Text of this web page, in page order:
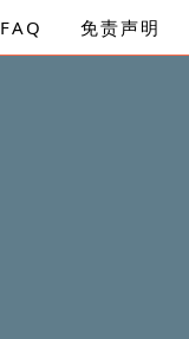
FAQ 免责声明